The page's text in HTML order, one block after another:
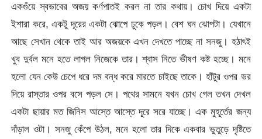
একগুঁয়ে স্বভাবের অজয় কর্ণপাতই করল না তার কথায়। চোখ দিয়ে একটা
ইশারা করে, একটু দূরের একটা ঝোপে ঢুকে পড়ল। বেশ ঘন ঝোপটা। যেখানে
আছে সেখান থেকে তাই আর অজয়কে এখন দেখতে পাচ্ছে না সনজু। হঠাৎই
খুব দুর্বল মনে হতে লাগল নিজেকে তার। শ্বাস নিতে ভীষণ কষ্ট হচ্ছে। মনে
হলো যেন কেউ চেপে ধরে দম বন্ধ করে মারতে চাইছে তাকে। হাঁটুর ওপর ভর
দিয়ে রাস্তার ওপর বসে পড়ল সে। পথের সামনে যখন চোখ গেল তখন দেখল
একটা ছায়ার মত জিনিস আস্তে আস্তে দূরে সরে যাচ্ছে। এক মুহূর্তের জন্য
দাঁড়াল ওটা। সনজু কেঁপে উঠল, মনে হলো তার দিকে একবার ভুতুড়ে দৃষ্টিতে